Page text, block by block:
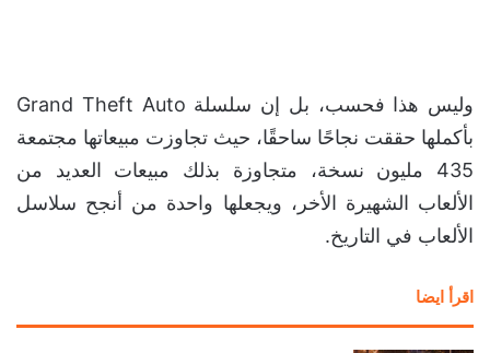
وليس هذا فحسب، بل إن سلسلة Grand Theft Auto
بأكملها حققت نجاحًا ساحقًا، حيث تجاوزت مبيعاتها مجتمعة
435 مليون نسخة، متجاوزة بذلك مبيعات العديد من
الألعاب الشهيرة الأخر، ويجعلها واحدة من أنجح سلاسل
الألعاب في التاريخ.
اقرأ ايضا